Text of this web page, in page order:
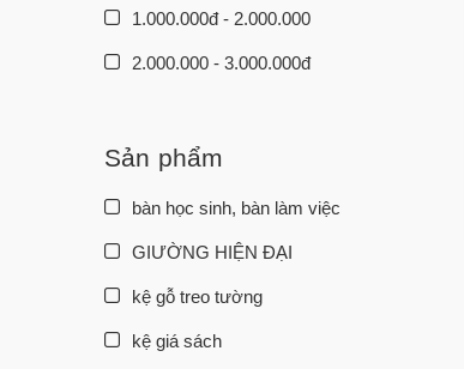
1.000.000đ - 2.000.000
2.000.000 - 3.000.000đ
5.000.000đ - 10.000.000đ
Sản phẩm
bàn học sinh, bàn làm việc
GIƯỜNG HIỆN ĐẠI
kệ gỗ treo tường
kệ giá sách